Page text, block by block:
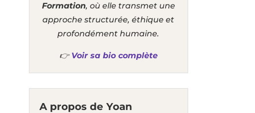
Formation, où elle transmet une
approche structurée, éthique et
profondément humaine.
👉 Voir sa bio complète
A propos de Yoan